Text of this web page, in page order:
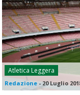
Atletica Leggera
Redazione - 20 Luglio